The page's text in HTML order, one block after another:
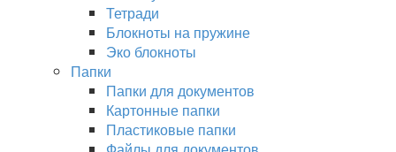
Тетради
Блокноты на пружине
Эко блокноты
Папки
Папки для документов
Картонные папки
Пластиковые папки